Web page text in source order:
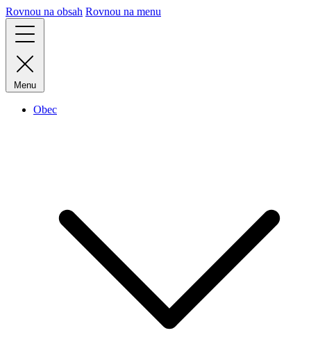
Rovnou na obsah Rovnou na menu
Menu
Obec